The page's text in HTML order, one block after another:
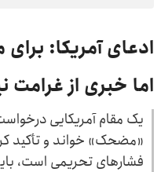
ادعای آمریکا: برای
اما خبری از
یک مقام آمریکایی
«مضحک» خواند و تأکید
فشارهای تحریمی است،